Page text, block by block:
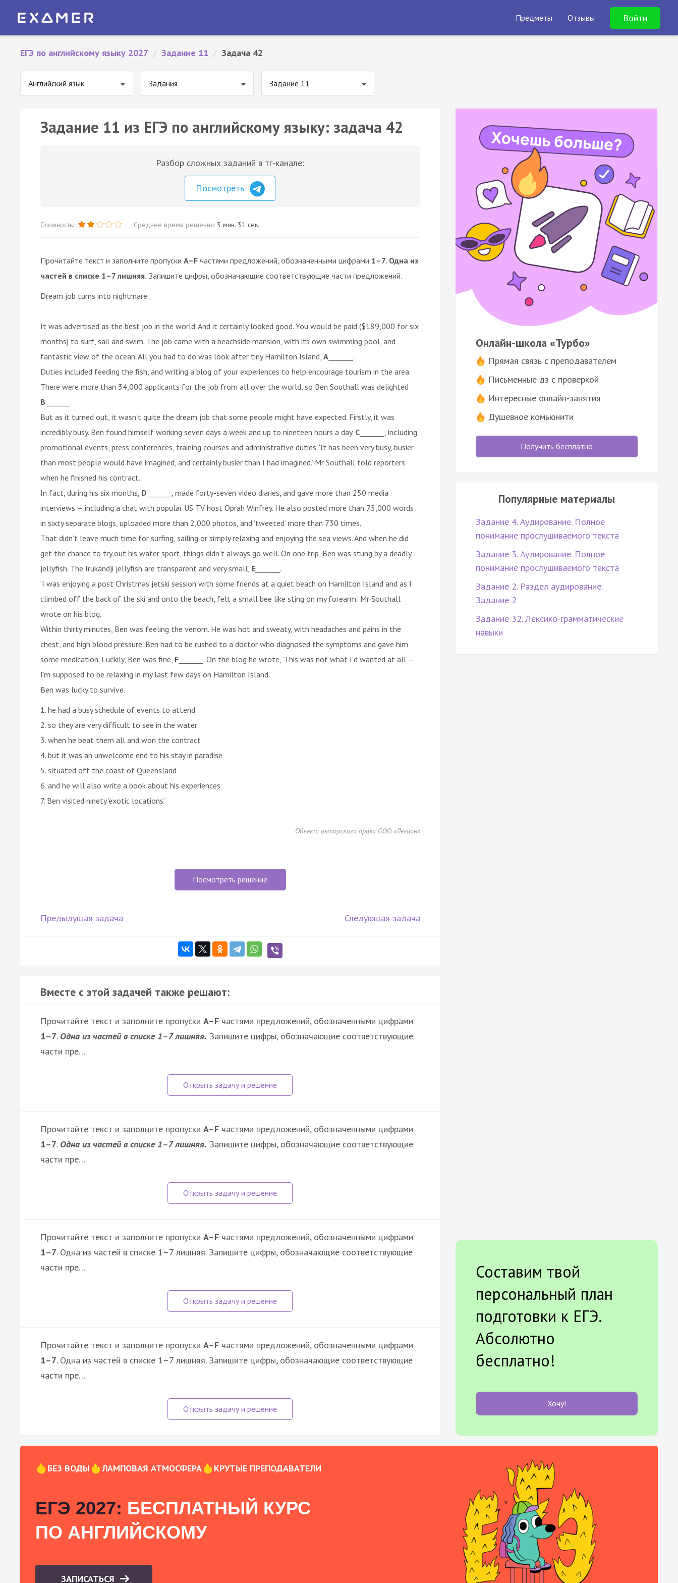
Предметы Отзывы Войти
ЕГЭ по английскому языку 2027 / Задание 11 / Задача 42
Английский язык Задания Задание 11
Задание 11 из ЕГЭ по английскому языку: задача 42
Разбор сложных заданий в тг-канале:
Посмотреть
Сложность: Среднее время решения: 3 мин. 31 сек.
Прочитайте текст и заполните пропуски A–F частями предложений, обозначенными цифрами 1–7. Одна из
частей в списке 1–7 лишняя. Запишите цифры, обозначающие соответствующие части предложений.
Dream job turns into nightmare
It was advertised as the best job in the world. And it certainly looked good. You would be paid ($189,000 for six
months) to surf, sail and swim. The job came with a beachside mansion, with its own swimming pool, and
fantastic view of the ocean. All you had to do was look after tiny Hamilton Island, A _______.
Duties included feeding the fish, and writing a blog of your experiences to help encourage tourism in the area.
There were more than 34,000 applicants for the job from all over the world, so Ben Southall was delighted
B _______.
But as it turned out, it wasn’t quite the dream job that some people might have expected. Firstly, it was
incredibly busy. Ben found himself working seven days a week and up to nineteen hours a day. C _______, including
promotional events, press conferences, training courses and administrative duties. ‘It has been very busy, busier
than most people would have imagined, and certainly busier than I had imagined.’ Mr Southall told reporters
when he finished his contract.
In fact, during his six months, D _______, made forty-seven video diaries, and gave more than 250 media
interviews — including a chat with popular US TV host Oprah Winfrey. He also posted more than 75,000 words
in sixty separate blogs, uploaded more than 2,000 photos, and ’tweeted’ more than 730 times.
That didn’t leave much time for surfing, sailing or simply relaxing and enjoying the sea views. And when he did
get the chance to try out his water sport, things didn’t always go well. On one trip, Ben was stung by a deadly
jellyfish. The Irukandji jellyfish are transparent and very small, E _______.
‘I was enjoying a post Christmas jetski session with some friends at a quiet beach on Hamilton Island and as I
climbed off the back of the ski and onto the beach, felt a small bee like sting on my forearm.’ Mr Southall
wrote on his blog.
Within thirty minutes, Ben was feeling the venom. He was hot and sweaty, with headaches and pains in the
chest, and high blood pressure. Ben had to be rushed to a doctor who diagnosed the symptoms and gave him
some medication. Luckily, Ben was fine, F _______. On the blog he wrote, ’This was not what I’d wanted at all —
I’m supposed to be relaxing in my last few days on Hamilton Island’.
Ben was lucky to survive.
1. he had a busy schedule of events to attend
2. so they are very difficult to see in the water
3. when he beat them all and won the contract
4. but it was an unwelcome end to his stay in paradise
5. situated off the coast of Queensland
6. and he will also write a book about his experiences
7. Ben visited ninety ’exotic locations’
Объект авторского права ООО «Легион»
Посмотреть решение
Предыдущая задача Следующая задача
Вместе с этой задачей также решают:
Прочитайте текст и заполните пропуски A–F частями предложений, обозначенными цифрами
1–7. Одна из частей в списке 1–7 лишняя. Запишите цифры, обозначающие соответствующие
части пре…
Прочитайте текст и заполните пропуски A–F частями предложений, обозначенными цифрами
1–7. Одна из частей в списке 1–7 лишняя. Запишите цифры, обозначающие соответствующие
части пре…
Прочитайте текст и заполните пропуски A–F частями предложений, обозначенными цифрами
1–7. Одна из частей в списке 1–7 лишняя. Запишите цифры, обозначающие соответствующие
части пре…
Прочитайте текст и заполните пропуски A–F частями предложений, обозначенными цифрами
1–7. Одна из частей в списке 1–7 лишняя. Запишите цифры, обозначающие соответствующие
части пре…
Онлайн-школа «Турбо»
Прямая связь с преподавателем
Письменные дз с проверкой
Интересные онлайн-занятия
Душевное комьюнити
Получить бесплатно
Популярные материалы
Задание 4. Аудирование. Полное
понимание прослушиваемого текста
Задание 3. Аудирование. Полное
понимание прослушиваемого текста
Задание 2. Раздел аудирование.
Задание 2
Задание 32. Лексико-грамматические
навыки
Составим твой
персональный план
подготовки к ЕГЭ.
Абсолютно
бесплатно!
Хочу!
БЕЗ ВОДЫ ЛАМПОВАЯ АТМОСФЕРА КРУТЫЕ ПРЕПОДАВАТЕЛИ
ЕГЭ 2027: БЕСПЛАТНЫЙ КУРС
ПО АНГЛИЙСКОМУ
ЗАПИСАТЬСЯ